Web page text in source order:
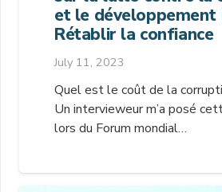
et le développement
Rétablir la confiance
July 11, 2023
Quel est le coût de la
Un intervieweur m’a posé
lors du Forum mondial…